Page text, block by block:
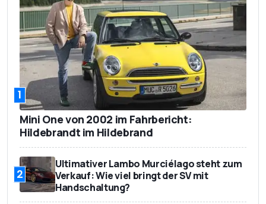
1
Mini One von 2002 im Fahrbericht:
Hildebrandt im Hildebrand
2
Ultimativer Lambo Murciélago steht zum
Verkauf: Wie viel bringt der SV mit
Handschaltung?